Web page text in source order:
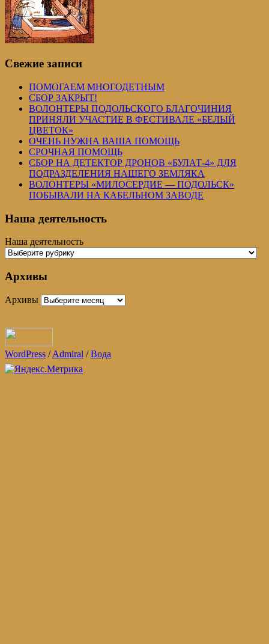
Свежие записи
ПОМОГАЕМ МНОГОДЕТНЫМ
СБОР ЗАКРЫТ!
ВОЛОНТЕРЫ ПОДОЛЬСКОГО БЛАГОЧИНИЯ
ПРИНЯЛИ УЧАСТИЕ В ФЕСТИВАЛЕ «БЕЛЫЙ
ЦВЕТОК»
ОЧЕНЬ НУЖНА ВАША ПОМОЩЬ
СРОЧНАЯ ПОМОЩЬ
СБОР НА ДЕТЕКТОР ДРОНОВ «БУЛАТ-4» ДЛЯ
ПОДРАЗДЕЛЕНИЯ НАШЕГО ЗЕМЛЯКА
ВОЛОНТЕРЫ «МИЛОСЕРДИЕ — ПОДОЛЬСК»
ПОБЫВАЛИ НА КАБЕЛЬНОМ ЗАВОДЕ
Наша деятельность
Наша деятельность
Архивы
Архивы
WordPress /Admiral /Вода